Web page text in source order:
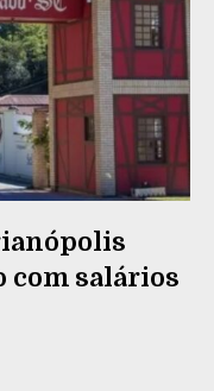
com salários